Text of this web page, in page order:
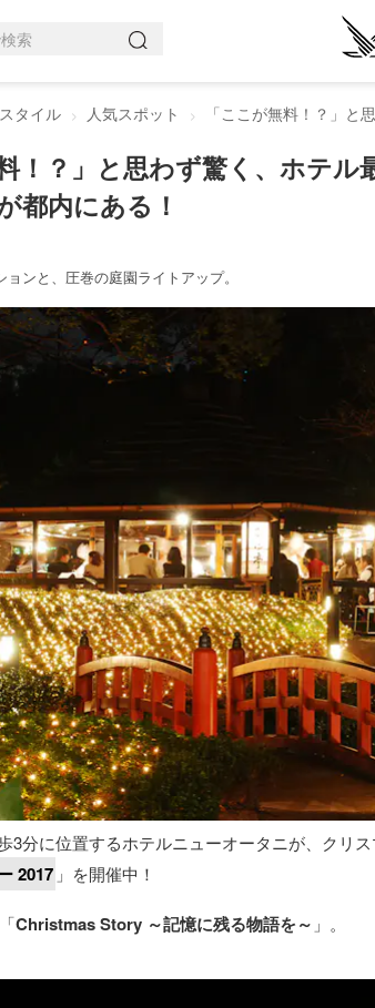
タイル 人気スポット 「ここが無料！？」と
！？」と思わず驚く、ホテル
都内にある！
ンと、圧巻の庭園ライトアップ。
3分に位置するホテルニューオータニが、クリ
2017 」を開催中！
Christmas Story ～記憶に残る物語を～ 」。